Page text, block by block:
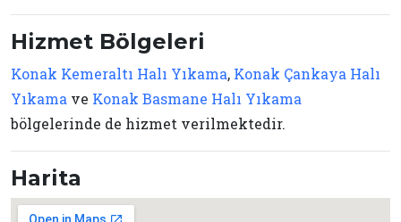
Hizmet Bölgeleri
Konak Kemeraltı Halı Yıkama, Konak Çankaya Halı
Yıkama ve Konak Basmane Halı Yıkama
bölgelerinde de hizmet verilmektedir.
Harita